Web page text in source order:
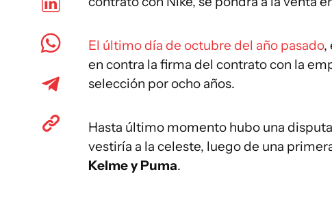
El último día de octubre del año pasado,
en contra la firma del contrato con la
selección por ocho años.
Hasta último momento hubo una
vestiría a la celeste, luego de una
Kelme y Puma.